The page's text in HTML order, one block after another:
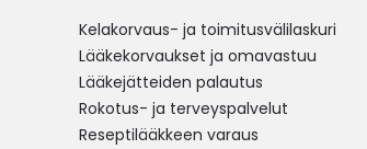
Kelakorvaus- ja toimitusvälilaskuri
Lääkekorvaukset ja omavastuu
Lääkejätteiden palautus
Rokotus- ja terveyspalvelut
Reseptilääkkeen varaus